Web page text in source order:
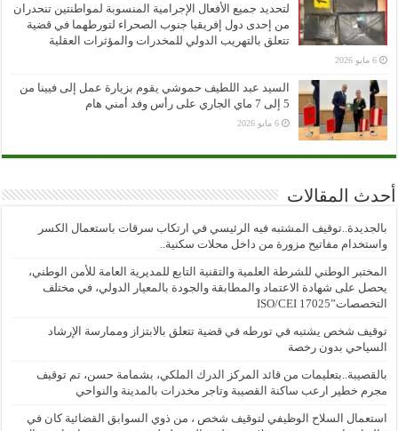
لتحديد جميع الأفعال الإجرامية المنسوبة لمواطنتين تنحدران
من إحدى دول إفريقيا جنوب الصحراء لتورطهما في قضية
تتعلق بالتهريب الدولي للمخدرات والمؤثرات العقلية
6 مايو 2026
السيد عبد اللطيف حموشي يقوم بزيارة عمل إلى فيينا من
5 إلى 7 ماي الجاري على رأس وفد أمني هام
6 مايو 2026
أحدث المقالات
بالجديدة..توقيف المشتبه فيه الرئيسي في ارتكاب سرقات باستعمال الكسر
واستخدام مفاتيح مزورة من داخل محلات سكنية..
المختبر الوطني للشرطة العلمية والتقنية التابع للمديرية العامة للأمن الوطني،
يحصل على شهادة الاعتماد والمطابقة والجودة بالمعيار الدولي، في مختلف
التخصصات”ISO/CEI 17025
توقيف شخص يشتبه في تورطه في قضية تتعلق بالابتزاز وممارسة الإرشاد
السياحي بدون رخصة
بالقصيبة..بتعليمات من قائد المركز الدرك الملكي، بشمامة حسن، تم توقيف
مجرم خطير ارعب ساكنة القصيبة وتاجر مخدرات بالمدينة والنواحي
استعمال السلاح الوظيفي لتوقيف شخص ، من ذوي السوابق القضائية كان في